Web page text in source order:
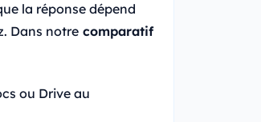
la réponse dépend
Dans notrecomparatif
ou Drive au